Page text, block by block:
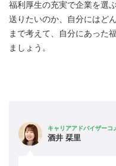
福利厚生の充実で企業を選
送りたいのか、自分にはど
まで考えて、自分にあった
ましょう。
キャリアアドバイザーコ
酒井 栞里